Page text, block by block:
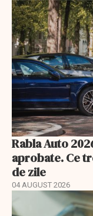
Rabla Auto
aprobate. Ce
de zile
04 AUGUST 2026